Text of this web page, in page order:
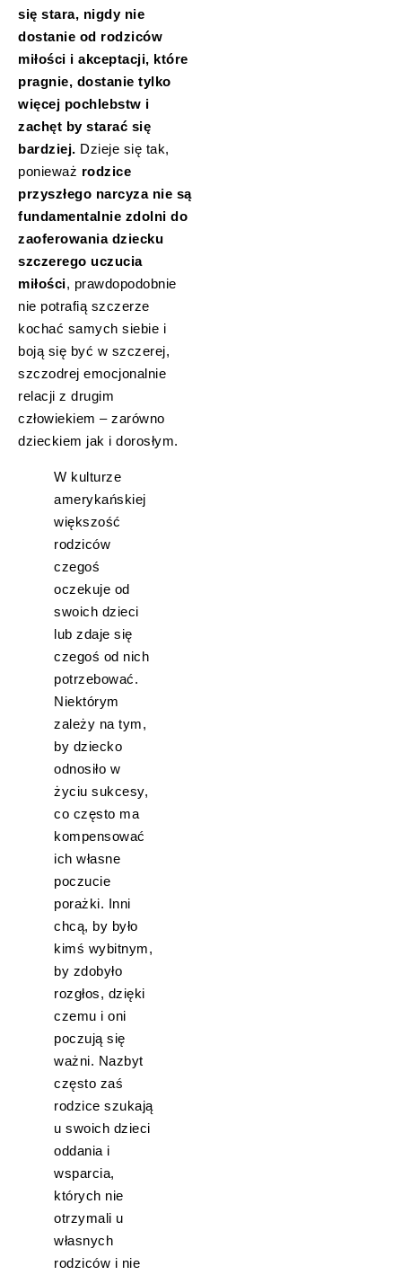
się stara, nigdy nie
dostanie od rodziców
miłości i akceptacji, które
pragnie, dostanie tylko
więcej pochlebstw i
zachęt by starać się
bardziej. Dzieje się tak,
ponieważ rodzice
przyszłego narcyza nie są
fundamentalnie zdolni do
zaoferowania dziecku
szczerego uczucia
miłości, prawdopodobnie
nie potrafią szczerze
kochać samych siebie i
boją się być w szczerej,
szczodrej emocjonalnie
relacji z drugim
człowiekiem – zarówno
dzieckiem jak i dorosłym.
W kulturze
amerykańskiej
większość
rodziców
czegoś
oczekuje od
swoich dzieci
lub zdaje się
czegoś od nich
potrzebować.
Niektórym
zależy na tym,
by dziecko
odnosiło w
życiu sukcesy,
co często ma
kompensować
ich własne
poczucie
porażki. Inni
chcą, by było
kimś wybitnym,
by zdobyło
rozgłos, dzięki
czemu i oni
poczują się
ważni. Nazbyt
często zaś
rodzice szukają
u swoich dzieci
oddania i
wsparcia,
których nie
otrzymali u
własnych
rodziców i nie